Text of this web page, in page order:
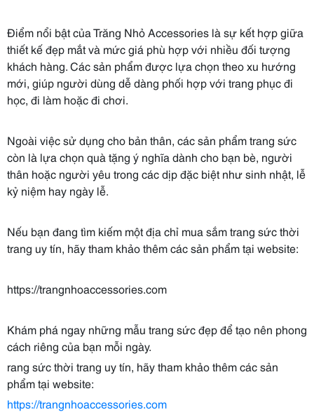
Điểm nổi bật của Trăng Nhỏ Accessories là sự kết hợp giữa
thiết kế đẹp mắt và mức giá phù hợp với nhiều đối tượng
khách hàng. Các sản phẩm được lựa chọn theo xu hướng
mới, giúp người dùng dễ dàng phối hợp với trang phục đi
học, đi làm hoặc đi chơi.
Ngoài việc sử dụng cho bản thân, các sản phẩm trang sức
còn là lựa chọn quà tặng ý nghĩa dành cho bạn bè, người
thân hoặc người yêu trong các dịp đặc biệt như sinh nhật, lễ
kỷ niệm hay ngày lễ.
Nếu bạn đang tìm kiếm một địa chỉ mua sắm trang sức thời
trang uy tín, hãy tham khảo thêm các sản phẩm tại website:
https://trangnhoaccessories.com
Khám phá ngay những mẫu trang sức đẹp để tạo nên phong
cách riêng của bạn mỗi ngày.
rang sức thời trang uy tín, hãy tham khảo thêm các sản
phẩm tại website:
https://trangnhoaccessories.com